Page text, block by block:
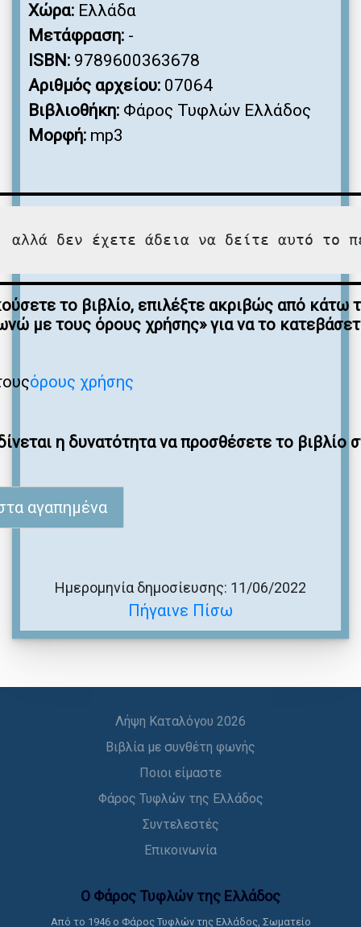
Χώρα: Ελλάδα
Μετάφραση: -
ISBN: 9789600363678
Αριθμός αρχείου: 07064
Βιβλιοθήκη: Φάρος Τυφλών Ελλάδος
Μορφή: mp3
αλλά δεν έχετε άδεια να δείτε αυτό το
το βιβλίο, επιλέξτε ακριβώς από κάτω
με τους όρους χρήσης» για να το
όρους χρήσης
η δυνατότητα να προσθέσετε το βιβλίο
αγαπημένα
Πήγαινε Πίσω
Ημερομηνία δημοσίευσης: 11/06/2022
Λήψη Καταλόγου 2026
Βιβλία με συνθέτη φωνής
Ποιοι είμαστε
Φάρος Τυφλών της Ελλάδος
Συντελεστές
Επικοινωνία
Ο Φάρος Τυφλών της Ελλάδoς
Από το 1946 ο Φάρος Τυφλών της Ελλάδος, Σωματείο